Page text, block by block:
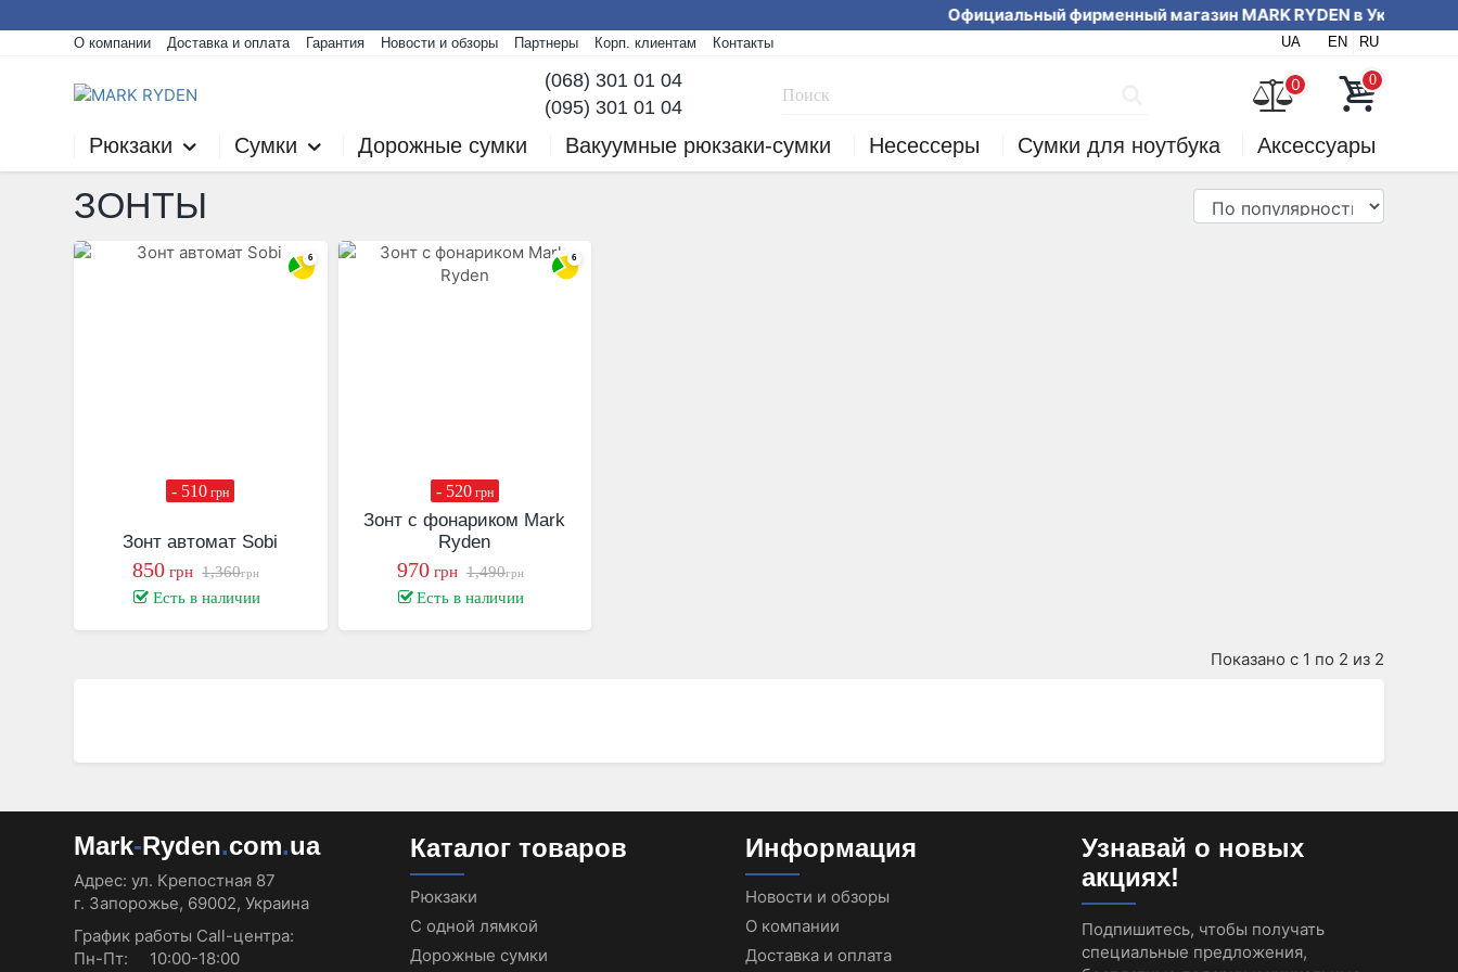
Официальный фирменный магазин MARK
О компании Доставка и оплата Гарантия Новости и обзоры Партнеры Корп. клиентам Контакты UA EN RU
(068) 301 01 04
(095) 301 01 04
0 0
Рюкзаки Сумки Дорожные сумки Вакуумные рюкзаки-сумки Несессеры Сумки для ноутбука Аксессуары
ЗОНТЫ
Зонт автомат Sobi
850 грн 1,360грн
- 510 грн
Есть в наличии
Зонт с фонариком Mark
Ryden
970грн 1,490грн
- 520грн
Есть в наличии
Показано с 1 по 2 из 2
Mark-Ryden.com.ua
Адрес: ул. Крепостная 87
г. Запорожье, 69002, Украина
График работы Call-центра:
Пн-Пт: 10:00-18:00
Каталог товаров
Рюкзаки
С одной лямкой
Дорожные сумки
Информация
Новости и обзоры
О компании
Доставка и оплата
Узнавай о новых
акциях!
Подпишитесь, чтобы получать
специальные предложения,